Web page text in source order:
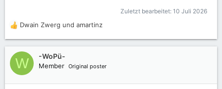
Zuletzt bearbeitet: 10 Juli 2026
R
e
a
k
t
o
Dwain Zwerg und amartinz
W -WoPü-
Member Original poster